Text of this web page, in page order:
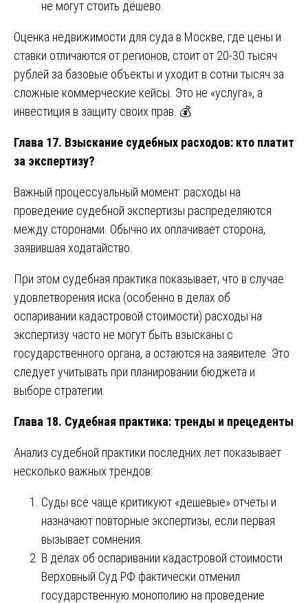
не могут стоить дёшево.
Оценка недвижимости для суда в Москве, где цены и
ставки отличаются от регионов, стоит от 20-30 тысяч
рублей за базовые объекты и уходит в сотни тысяч за
сложные коммерческие кейсы. Это не «услуга», а
инвестиция в защиту своих прав. 💰
Глава 17. Взыскание судебных расходов: кто платит
за экспертизу?
Важный процессуальный момент: расходы на
проведение судебной экспертизы распределяются
между сторонами. Обычно их оплачивает сторона,
заявившая ходатайство.
При этом судебная практика показывает, что в случае
удовлетворения иска (особенно в делах об
оспаривании кадастровой стоимости) расходы на
экспертизу часто не могут быть взысканы с
государственного органа, а остаются на заявителе. Это
следует учитывать при планировании бюджета и
выборе стратегии.
Глава 18. Судебная практика: тренды и прецеденты
Анализ судебной практики последних лет показывает
несколько важных трендов:
Суды всё чаще критикуют «дешёвые» отчёты и
назначают повторные экспертизы, если первая
вызывает сомнения.
В делах об оспаривании кадастровой стоимости
Верховный Суд РФ фактически отменил
государственную монополию на проведение